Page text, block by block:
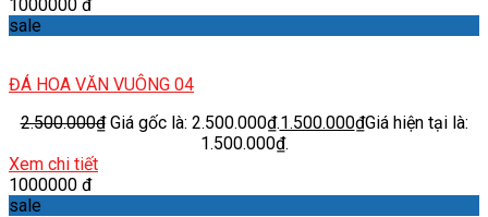
1000000 đ
sale
ĐÁ HOA VĂN VUÔNG 04
2.500.000₫ Giá gốc là: 2.500.000₫.1.500.000₫Giá hiện tại là:
1.500.000₫.
Xem chi tiết
1000000 đ
sale